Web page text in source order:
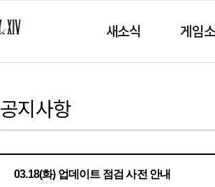
새소식 게임
공지사항
03.18(화) 업데이트 점검 사전 안내